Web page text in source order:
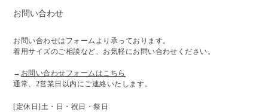
お問い合わせ
お問い合わせはフォームより承っております。
着用サイズのご相談など、お気軽にお問い合わせください。
→ お問い合わせフォームはこちら
通常、2営業日以内にご連絡いたします。
[定休日]土・日・祝日・祭日